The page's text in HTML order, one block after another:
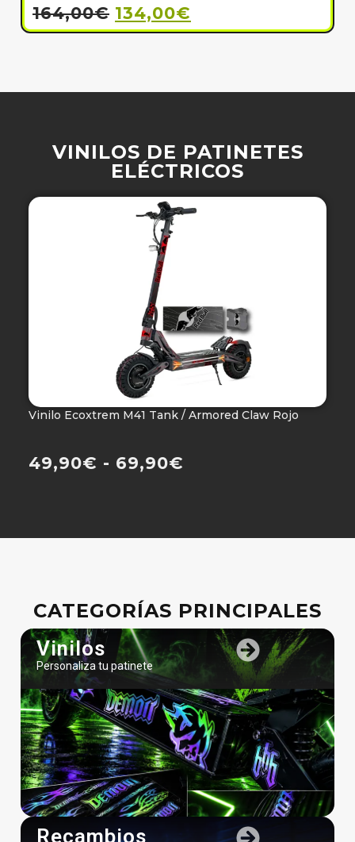
164,00€ 134,00€
VINILOS DE PATINETES
ELÉCTRICOS
Vinilo Ecoxtrem M41 Tank / Armored Claw Rojo
49,90€ - 69,90€
CATEGORÍAS PRINCIPALES
Vinilos
Personaliza tu patinete
Recambios